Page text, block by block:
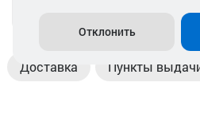
Доставка Пункты
Отклонить